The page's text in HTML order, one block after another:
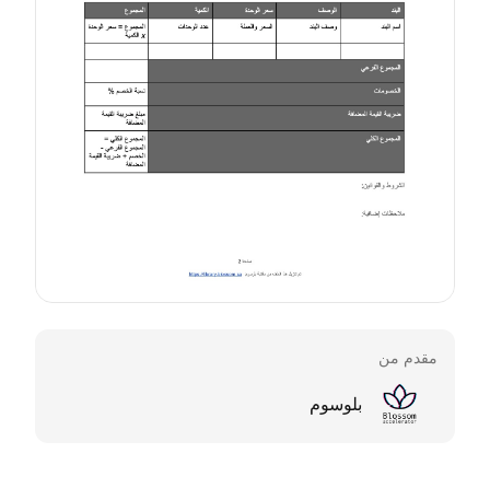
مقدم من
بلوسوم